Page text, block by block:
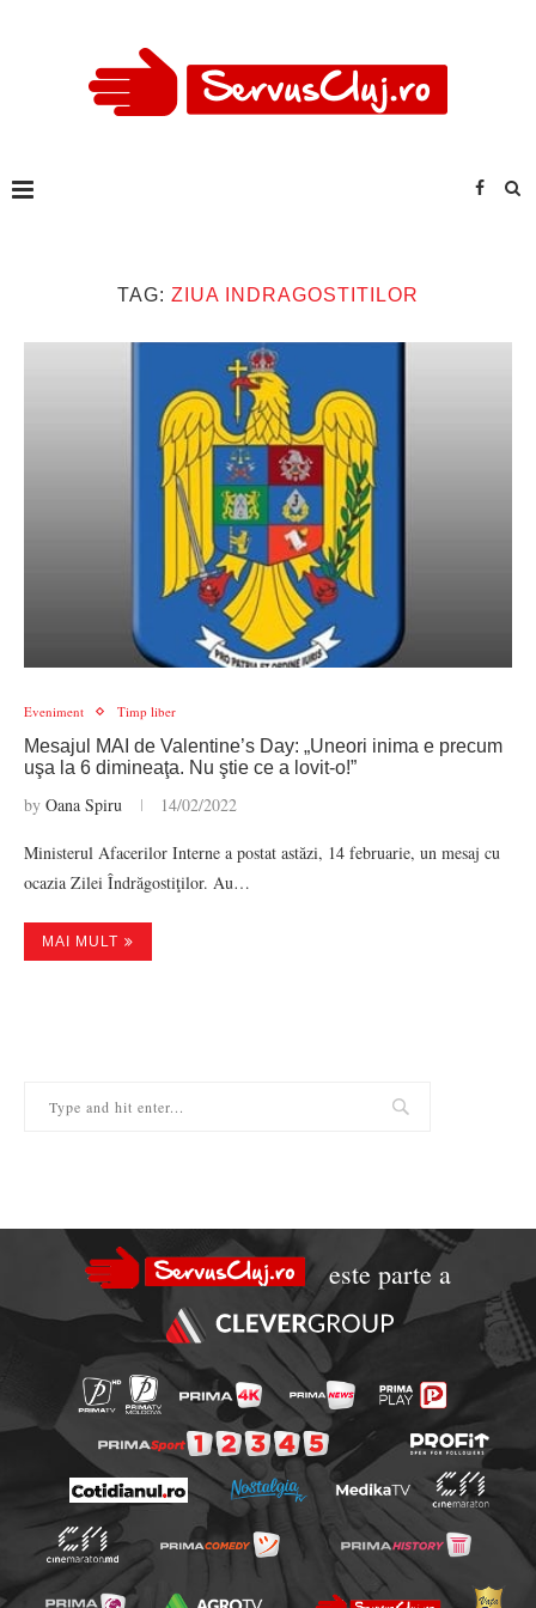
TAG: ZIUA INDRAGOSTITILOR
Eveniment Timp liber
Mesajul MAI de Valentine’s Day: „Uneori inima e precum
uşa la 6 dimineaţa. Nu ştie ce a lovit-o!”
by Oana Spiru 14/02/2022
Ministerul Afacerilor Interne a postat astăzi, 14 februarie, un mesaj cu
ocazia Zilei Îndrăgostiţilor. Au…
MAI MULT
este parte a